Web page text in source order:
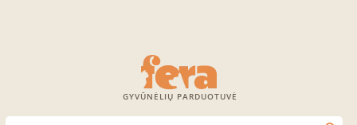
GYVŪNĖLIŲ PARDUOTUVĖ